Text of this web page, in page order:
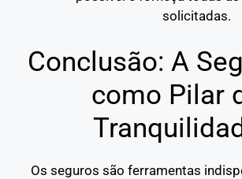
solicitadas.
Conclusão: A
como Pilar
Os seguros são ferramentas